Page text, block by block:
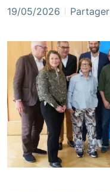
19/05/2026